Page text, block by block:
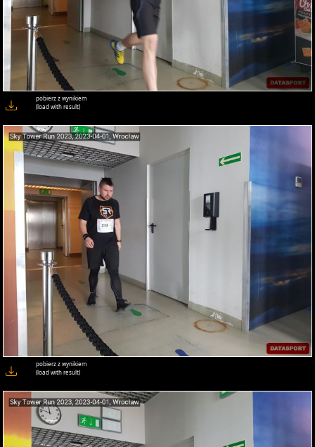
pobierz z wynikiem
(load with result)
pobierz z wynikiem
(load with result)